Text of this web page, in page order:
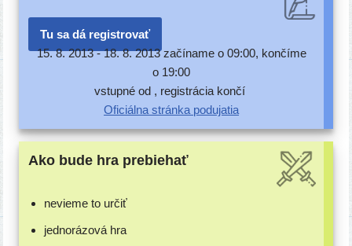
Tu sa dá registrovať
15. 8. 2013 -18. 8. 2013 začí­na­me o 09:00, kon­čí­me
o 19:00
vstup­né od , regis­trá­cia končí
Oficiálna strán­ka podujatia
Ako bude hra prebiehať
nevie­me to určiť
jed­no­rá­zo­vá hra